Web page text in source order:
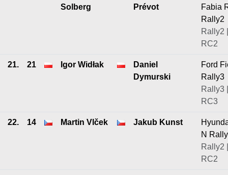
Solberg
Prévot
Fabia
Rally2
Rally2 |
RC2
21. 21 Igor Widłak
Daniel
Dymurski
Ford
Rally3
Rally3 |
RC3
22. 14 Martin Vlček Jakub Kunst
N
Rally2 |
RC2